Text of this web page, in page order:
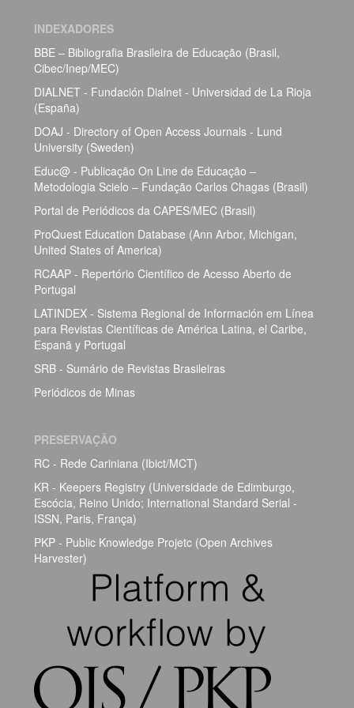
INDEXADORES
BBE – Bibliografia Brasileira de Educação (Brasil,
Cibec/Inep/MEC)
DIALNET - Fundación Dialnet - Universidad de La Rioja
(España)
DOAJ - Directory of Open Access Journals - Lund
University (Sweden)
Educ@ - Publicação On Line de Educação –
Metodologia Scielo – Fundação Carlos Chagas (Brasil)
Portal de Periódicos da CAPES/MEC (Brasil)
ProQuest Education Database (Ann Arbor, Michigan,
United States of America)
RCAAP - Repertório Científico de Acesso Aberto de
Portugal
LATINDEX - Sistema Regional de Información em Línea
para Revistas Científicas de América Latina, el Caribe,
Espanã y Portugal
SRB - Sumário de Revistas Brasileiras
Periódicos de Minas
PRESERVAÇÃO
RC - Rede Cariniana (Ibict/MCT)
KR - Keepers Registry (Universidade de Edimburgo,
Escócia, Reino Unido; International Standard Serial -
ISSN, Paris, França)
PKP - Public Knowledge Projetc (Open Archives
Harvester)